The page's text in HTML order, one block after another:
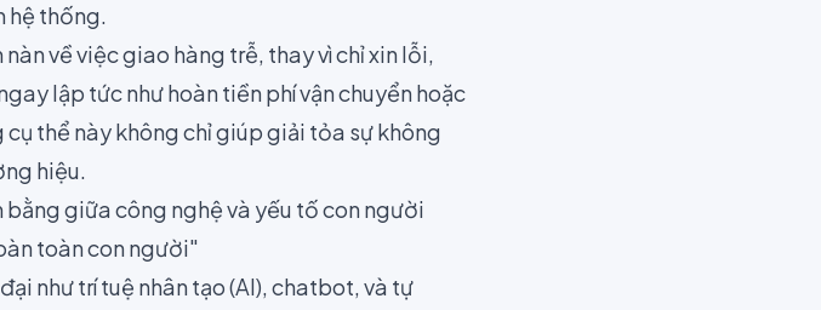
hệ thống.
về việc giao hàng trễ, thay vì chỉ xin lỗi,
lập tức như hoàn tiền phí vận chuyển hoặc
thể này không chỉ giúp giải tỏa sự không
hiệu.
giữa công nghệ và yếu tố con người
toàn con người"
như trí tuệ nhân tạo (AI), chatbot, và tự